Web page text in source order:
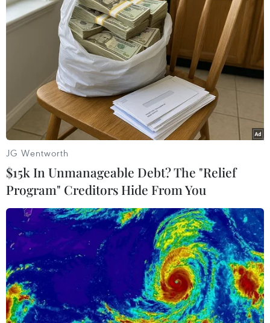
#Nhà Trắng #Thuế thu nhập
#Thất nghiệp
Mỹ
Theo dõi VietnamPlus
TIN CÙNG CHUYÊN MỤC
Tham vọng mở rộng “cây cầu”
thương mại châu Á - Mỹ Latinh
09/08/2026 15:55
JG Wentworth
$15k In Unmanageable Debt? The "Relief
Program" Creditors Hide From You